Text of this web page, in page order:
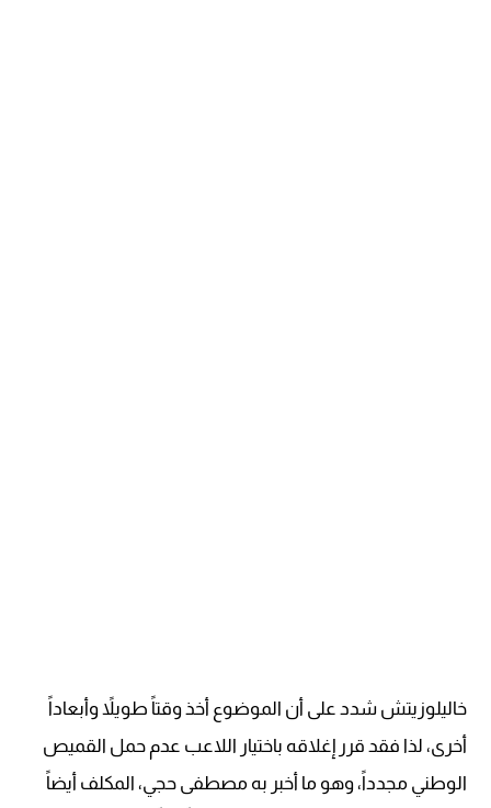
خاليلوزيتش شدد على أن الموضوع أخذ وقتاً طويلاً وأبعاداً
أخرى، لذا فقد قرر إغلاقه باختيار اللاعب عدم حمل القميص
الوطني مجدداً، وهو ما أخبر به مصطفى حجي، المكلف أيضاً